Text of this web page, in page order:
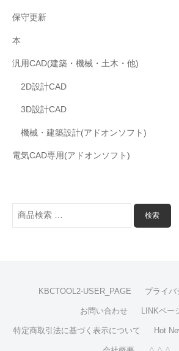
保守更新
本
汎用CAD(建築・機械・土木・他)
2D設計CAD
3D設計CAD
機械・建築設計(アドオンソフト)
電気CAD専用(アドオンソフト)
検
索
検索
KBCTOOL2-USER_PAGE プライバ
お問い合わせ LINKペー
特定商取引法に基づく表示について Hot